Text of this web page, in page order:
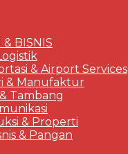
& BISNIS
& Airport Services
& Manufaktur
Tambang
& Properti
& Pangan